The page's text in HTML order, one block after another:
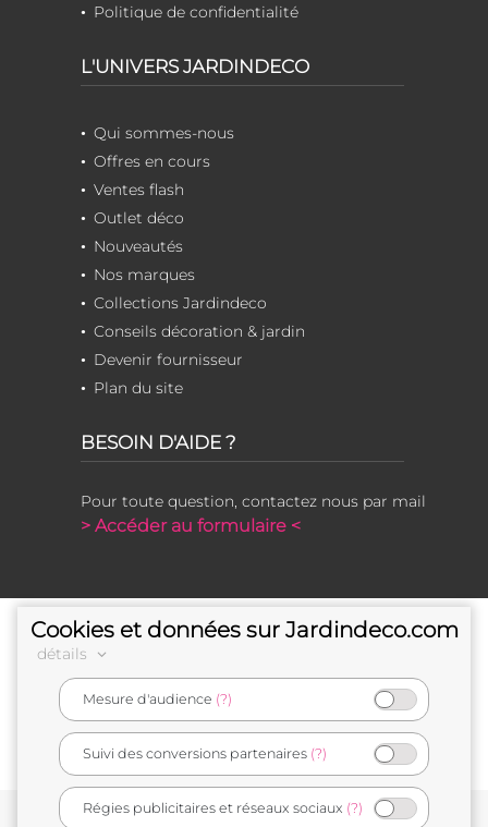
Politique de confidentialité
L'UNIVERS JARDINDECO
Qui sommes-nous
Offres en cours
Ventes flash
Outlet déco
Nouveautés
Nos marques
Collections Jardindeco
Conseils décoration & jardin
Devenir fournisseur
Plan du site
BESOIN D'AIDE ?
Pour toute question, contactez nous par mail
> Accéder au formulaire <
e-commerçant français
Cookies et données sur Jardindeco.com
détails
Mesure d'audience (?)
Suivi des conversions partenaires (?)
Régies publicitaires et réseaux sociaux (?)